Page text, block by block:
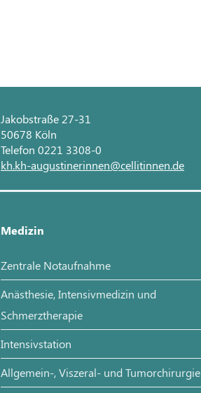
Jakobstraße 27-31
50678 Köln
Telefon 0221 3308-0
kh.kh-augustinerinnen@cellitinnen.de
Medizin
Zentrale Notaufnahme
Anästhesie, Intensivmedizin und
Schmerztherapie
Intensivstation
Allgemein-, Viszeral- und Tumorchirurgie